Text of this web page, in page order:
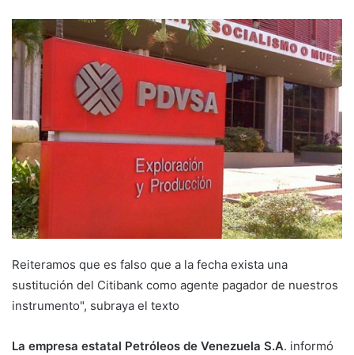
Reiteramos que es falso que a la fecha exista una
sustitución del Citibank como agente pagador de nuestros
instrumento", subraya el texto
La empresa estatal Petróleos de Venezuela S.A. informó